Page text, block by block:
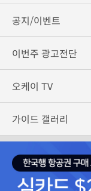
공지/이벤트
이번주 광고전단
오케이 TV
가이드 갤러리